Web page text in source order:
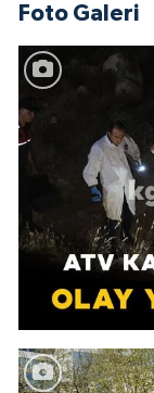
Foto Galeri